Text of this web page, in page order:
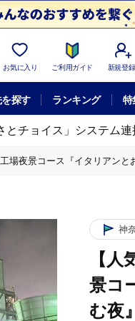
お気に入り ご利用ガイド 新規登録
探す ランキング 特
とチョイス」システム
場夜景コース『イタリアン
神
【
景コ
む夜